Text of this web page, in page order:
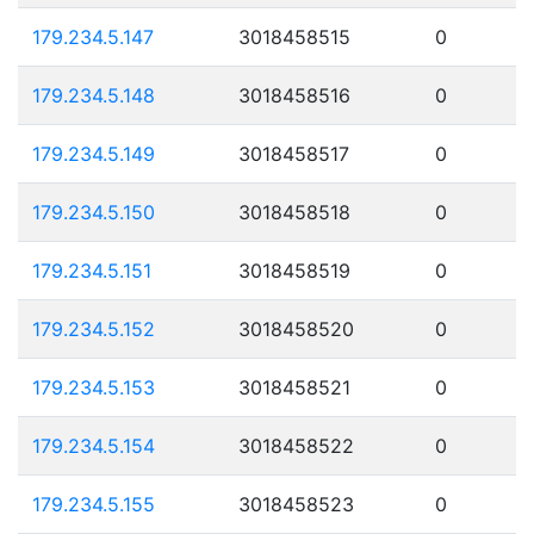
179.234.5.147 3018458515 0
179.234.5.148 3018458516 0
179.234.5.149 3018458517 0
179.234.5.150 3018458518 0
179.234.5.151 3018458519 0
179.234.5.152 3018458520 0
179.234.5.153 3018458521 0
179.234.5.154 3018458522 0
179.234.5.155 3018458523 0